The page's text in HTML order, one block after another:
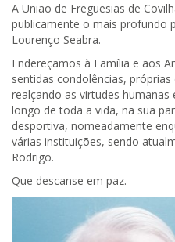
A União de Freguesias de
publicamente o mais profundo
Lourenço Seabra.
Endereçamos à Família e aos
sentidas condolências,
realçando as virtudes
longo de toda a vida, na sua
desportiva, nomeadamente
várias instituições, sendo
Rodrigo.
Que descanse em paz.